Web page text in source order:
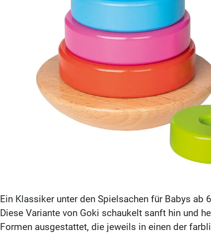
Ein Klassiker unter den Spielsachen für Babys ab
Diese Variante von Goki schaukelt sanft hin und
Formen ausgestattet, die jeweils in einen der